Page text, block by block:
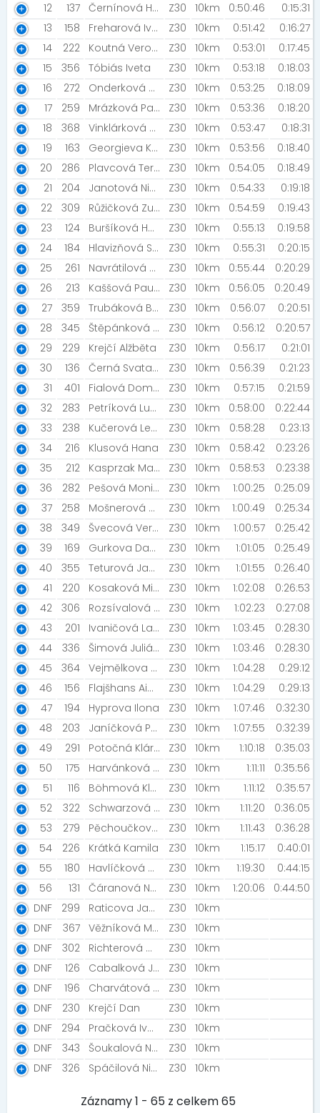
12
137 Černínová Hana Z30 10km 0:50:46
0:15:31
13
158 Freharová Ivana [Night Run Team] Z30 10km 0:51:42
0:16:27
14
222 Koutná Veronika Z30 10km 0:53:01
0:17:45
15
356 Tóbiás Iveta Z30 10km 0:53:18
0:18:03
16
272 Onderková Veronika Z30 10km 0:53:25
0:18:09
17
259 Mrázková Pavlína [Běžecký klub České spořitelny] Z30 10km 0:53:36
0:18:20
18
368 Vinklárková Marie Z30 10km 0:53:47
0:18:31
19
163 Georgieva Kristýna Z30 10km 0:53:56
0:18:40
20
286 Plavcová Tereza Z30 10km 0:54:05
0:18:49
21
204 Janotová Nikola Z30 10km 0:54:33
0:19:18
22
309 Růžičková Zuzana Z30 10km 0:54:59
0:19:43
23
124 Buršíková Hana Z30 10km 0:55:13
0:19:58
24
184 Hlavizňová Simona Z30 10km 0:55:31
0:20:15
25
261 Navrátilová Alice [Smradlavá noha] Z30 10km 0:55:44
0:20:29
26
213 Kaššová Paulína Z30 10km 0:56:05
0:20:49
27
359 Trubáková Barbora Z30 10km 0:56:07
0:20:51
28
345 Štěpánková Hana Z30 10km 0:56:12
0:20:57
29
229 Krejčí Alžběta Z30 10km 0:56:17
0:21:01
30
136 Černá Svatava Z30 10km 0:56:39
0:21:23
31
401 Fialová Dominika Z30 10km 0:57:15
0:21:59
32
283 Petríková Lubomíra Z30 10km 0:58:00
0:22:44
33
238 Kučerová Lenka Z30 10km 0:58:28
0:23:13
34
216 Klusová Hana Z30 10km 0:58:42
0:23:26
35
212 Kasprzak Marika Z30 10km 0:58:53
0:23:38
36
282 Pešová Monika Z30 10km 1:00:25
0:25:09
37
258 Mošnerová Veronika [VOJTEK ZHUBNUL] Z30 10km 1:00:49
0:25:34
38
349 Švecová Veronika Z30 10km 1:00:57
0:25:42
39
169 Gurkova Dana Z30 10km 1:01:05
0:25:49
40
355 Teturová Jana [Rozběháme Břeclav ] Z30 10km 1:01:55
0:26:40
41
220 Kosaková Michaela Z30 10km 1:02:08
0:26:53
42
306 Rozsívalová Simona Z30 10km 1:02:23
0:27:08
43
201 Ivaničová Laura [Slimáci] Z30 10km 1:03:45
0:28:30
44
336 Šimová Juliána [Hlemidži] Z30 10km 1:03:46
0:28:30
45
364 Vejmělkova Tereza Z30 10km 1:04:28
0:29:12
46
156 Flajšhans Aigul Z30 10km 1:04:29
0:29:13
47
194 Hyprova Ilona Z30 10km 1:07:46
0:32:30
48
203 Janíčková Petra [ZFP2023] Z30 10km 1:07:55
0:32:39
49
291 Potočná Klára Z30 10km 1:10:18
0:35:03
50
175 Harvánková Magda Z30 10km 1:11:11
0:35:56
51
116 Böhmová Klára Z30 10km 1:11:12
0:35:57
52
322 Schwarzová Agnes [Schwarzovi na útěku] Z30 10km 1:11:20
0:36:05
53
279 Pěchoučková Klára [ZFP2023] Z30 10km 1:11:43
0:36:28
54
226 Krátká Kamila Z30 10km 1:15:17
0:40:01
55
180 Havlíčková Aneta [ZFP2023] Z30 10km 1:19:30
0:44:15
56
131 Čáranová Natálie [ZFP2023] Z30 10km 1:20:06
0:44:50
DNF
299 Raticova Jana Z30
10km
DNF
367 Věžníková Martina [NN2023] Z30
10km
DNF
302 Richterová Martina [NN2023] Z30
10km
DNF
126 Cabalková Jitka Z30
10km
DNF
196 Charvátová Hana Z30
10km
DNF
230 Krejčí Dan Z30
10km
DNF
294 Pračková Ivana Z30
10km
DNF
343 Šoukalová Nela [Z&N] Z30
10km
DNF
326 Spáčilová Nikola Z30 10km
Záznamy 1 - 65 z celkem 65